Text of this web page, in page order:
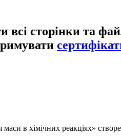
всі сторінки та
в хімічних реакціях»